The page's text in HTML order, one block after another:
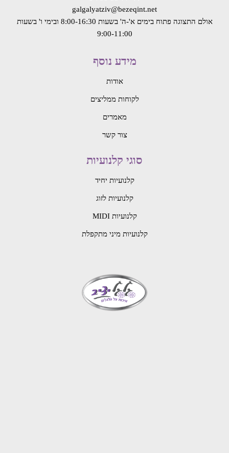
galgalyatziv@bezeqint.net
אולם התצוגה פתוח בימים א'-ה' בשעות 8:00-16:30
ובימי ו' בשעות
9:00-11:00
מידע נוסף
אודות
לקוחות ממליצים
מאמרים
צור קשר
סוגי קלנועיות
קלנועיות יחיד
קלנועיות לזוג
קלנועיות MIDI
קלנועיות מיני מתקפלת